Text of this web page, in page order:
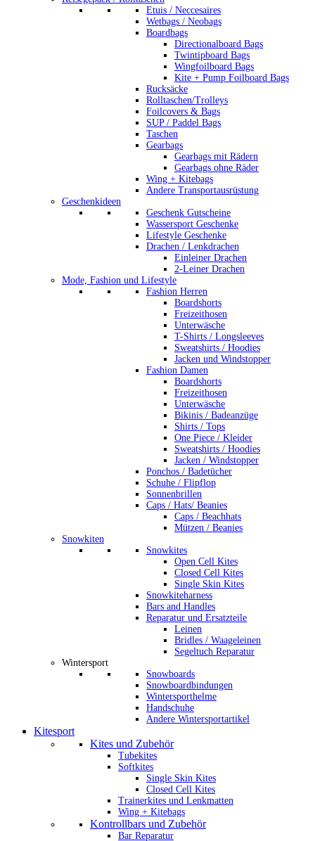
Etuis / Neccesaires
Wetbags / Neobags
Boardbags
Directionalboard Bags
Twintipboard Bags
Wingfoilboard Bags
Kite + Pump Foilboard Bags
Rucksäcke
Rolltaschen/Trolleys
Foilcovers & Bags
SUP / Paddel Bags
Taschen
Gearbags
Gearbags mit Rädern
Gearbags ohne Räder
Wing + Kitebags
Andere Transportausrüstung
Geschenkideen
Geschenk Gutscheine
Wassersport Geschenke
Lifestyle Geschenke
Drachen / Lenkdrachen
Einleiner Drachen
2-Leiner Drachen
Mode, Fashion und Lifestyle
Fashion Herren
Boardshorts
Freizeithosen
Unterwäsche
T-Shirts / Longsleeves
Sweatshirts / Hoodies
Jacken und Windstopper
Fashion Damen
Boardshorts
Freizeithosen
Unterwäsche
Bikinis / Badeanzüge
Shirts / Tops
One Piece / Kleider
Sweatshirts / Hoodies
Jacken / Windstopper
Ponchos / Badetücher
Schuhe / Flipflop
Sonnenbrillen
Caps / Hats/ Beanies
Caps / Beachhats
Mützen / Beanies
Snowkiten
Snowkites
Open Cell Kites
Closed Cell Kites
Single Skin Kites
Snowkiteharness
Bars and Handles
Reparatur und Ersatzteile
Leinen
Bridles / Waageleinen
Segeltuch Reparatur
Wintersport
Snowboards
Snowboardbindungen
Wintersporthelme
Handschuhe
Andere Wintersportartikel
Kitesport
Kites und Zubehör
Tubekites
Softkites
Single Skin Kites
Closed Cell Kites
Trainerkites und Lenkmatten
Wing + Kitebags
Kontrollbars und Zubehör
Bar Reparatur